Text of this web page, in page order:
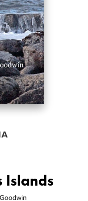
Islands